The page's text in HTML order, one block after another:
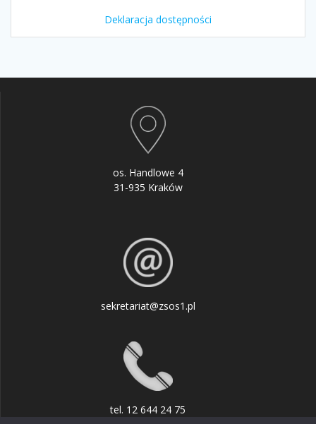
Deklaracja dostępności
os. Handlowe 4
31-935 Kraków
sekretariat@zsos1.pl
tel. 12 644 24 75